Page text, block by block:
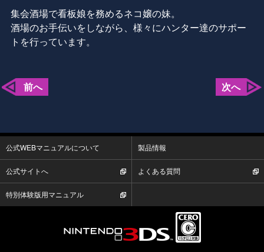
集会酒場で看板娘を務めるネコ嬢の妹。
酒場のお手伝いをしながら、様々にハンター達のサポー
トを行っています。
前へ 次へ
公式WEBマニュアルについて 製品情報
公式サイトへ よくある質問
特別体験版用マニュアル